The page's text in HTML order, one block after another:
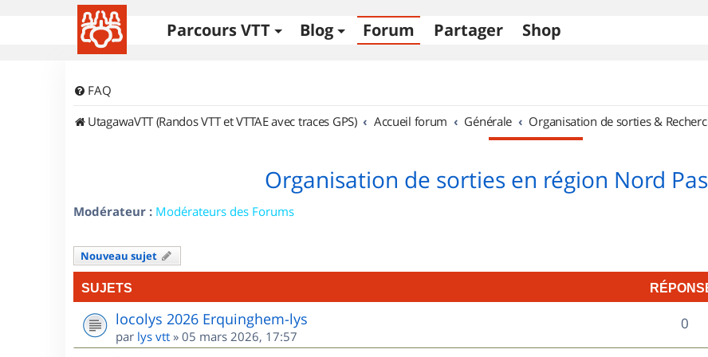
Parcours VTT Blog Forum Partager Shop
FAQ
UtagawaVTT (Randos VTT et VTTAE avec traces GPS)
Accueil forum Générale Organisation de sorties &
Organisation de sorties en région Nord
Modérateur : Modérateurs des Forums
Nouveau sujet
SUJETS
locolys 2026 Erquinghem-lys
par lys vtt » 05 mars 2026, 17:57
0R
é